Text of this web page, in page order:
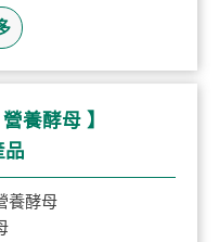
養酵母 】
品
養酵母